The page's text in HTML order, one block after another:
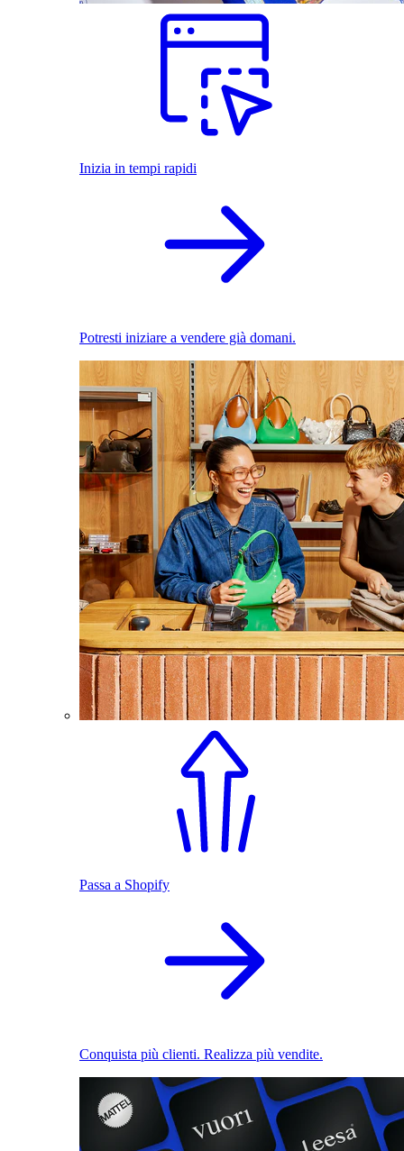
Inizia in tempi rapidi
Potresti iniziare a vendere già domani.
Passa a Shopify
Conquista più clienti. Realizza più vendite.